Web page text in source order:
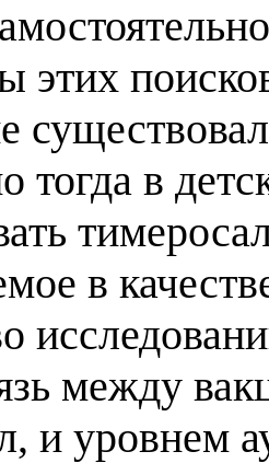
этих
тогда в
в
между
и уровнем